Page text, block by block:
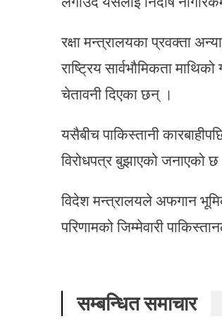
रक्षा मन्त्रालयका प्रवक्ता
राष्ट्रिय सार्वभौमिकता
चेतावनी दिएका छन् ।
यसैबीच पाकिस्तानी
विरोधपत्र बुझाएको जनाएको
विदेश मन्त्रालयले अफगान
परिणामको जिम्मेवारी
सम्बन्धित समाचार